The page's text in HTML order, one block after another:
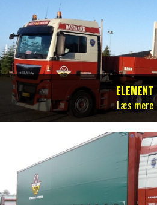
ELEMENT
Læs mere